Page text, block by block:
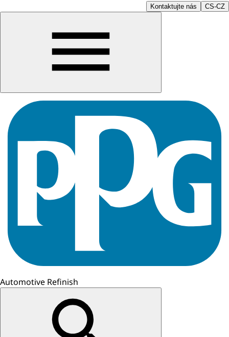
Kontaktujte nás CS-CZ
Automotive Refinish